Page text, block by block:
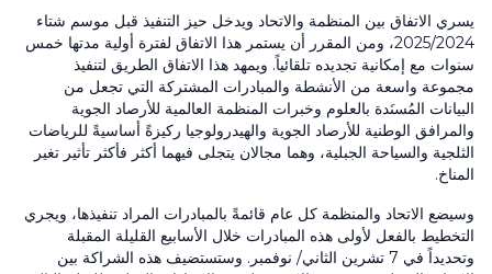
يسري الاتفاق بين المنظمة والاتحاد ويدخل حيز التنفيذ قبل موسم شتاء
2025/2024، ومن المقرر أن يستمر هذا الاتفاق لفترة أولية مدتها خمس
سنوات مع إمكانية تجديده تلقائياً. ويمهد هذا الاتفاق الطريق لتنفيذ
مجموعة واسعة من الأنشطة والمبادرات المشتركة التي تجعل من
البيانات المُسنَدة بالعلوم وخبرات المنظمة العالمية للأرصاد الجوية
والمرافق الوطنية للأرصاد الجوية والهيدرولوجيا ركيزةً أساسيةً للرياضات
الثلجية والسياحة الجبلية، وهما مجالان يتجلى فيهما أكثر فأكثر تأثير تغير
المناخ.
وسيضع الاتحاد والمنظمة كل عام قائمةً بالمبادرات المراد تنفيذها، ويجري
التخطيط بالفعل لأولى هذه المبادرات خلال الأسابيع القليلة المقبلة
وتحديداً في 7 تشرين الثاني/ نوفمبر. وستستضيف هذه الشراكة بين